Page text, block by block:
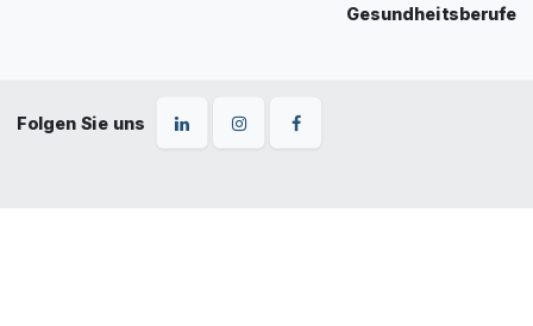
Gesundheitsberufe
Folgen Sie uns